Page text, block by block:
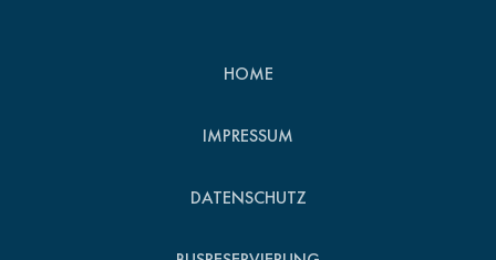
HOME
IMPRESSUM
DATENSCHUTZ